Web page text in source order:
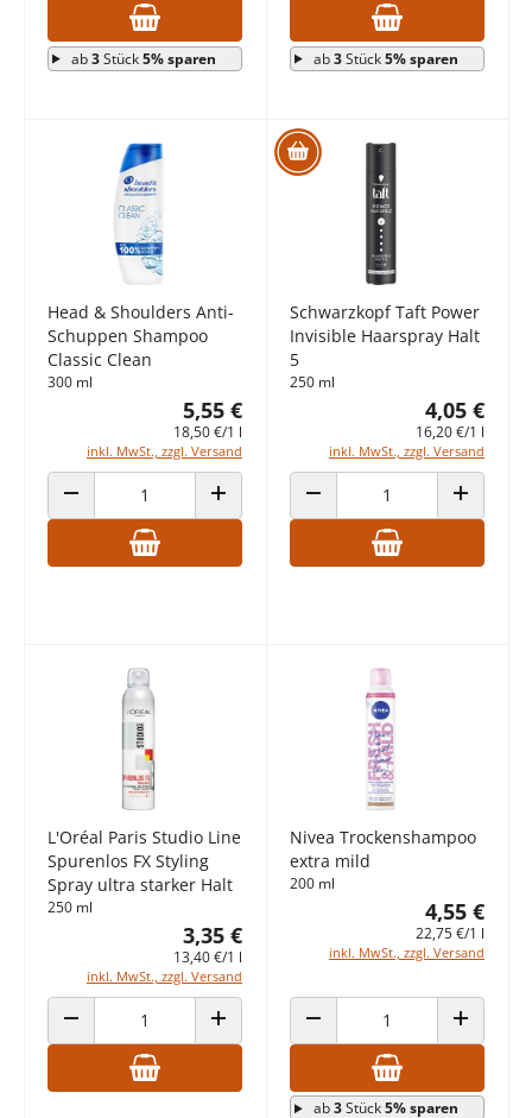
ab3Stück5% sparen ab3Stück5% sparen
Head & Shoulders Anti-
Schuppen Shampoo
Classic Clean
300 ml
5,55 €
18,50 €/1 l
inkl. MwSt., zzgl. Versand
ANZAHL VERRINGERN ANZAHL ERHÖHEN
Schwarzkopf Taft Power
Invisible Haarspray Halt
5
250 ml
4,05 €
16,20 €/1 l
inkl. MwSt., zzgl. Versand
ANZAHL VERRINGERN ANZAHL
L'Oréal Paris Studio Line
Spurenlos FX Styling
Spray ultra starker Halt
250 ml
3,35 €
13,40 €/1 l
inkl. MwSt., zzgl. Versand
ANZAHL VERRINGERN ANZAHL ERHÖHEN
Nivea Trockenshampoo
extra mild
200 ml
4,55 €
22,75 €/1 l
inkl. MwSt., zzgl. Versand
ANZAHL VERRINGERN ANZAHL
ab3Stück5% sparen